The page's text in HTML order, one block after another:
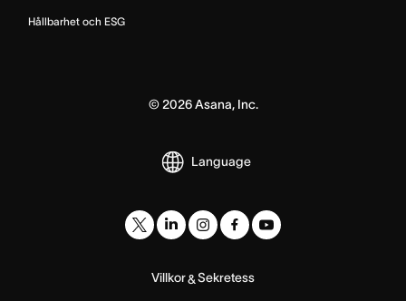
Hållbarhet och ESG
© 2026Asana, Inc.
Language
Villkor&Sekretess